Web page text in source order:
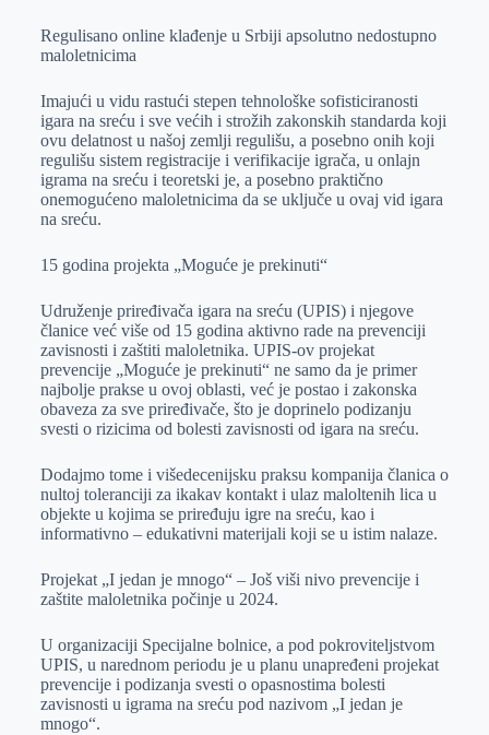
Regulisano online klađenje u Srbiji apsolutno nedostupno
maloletnicima
Imajući u vidu rastući stepen tehnološke sofisticiranosti
igara na sreću i sve većih i strožih zakonskih standarda koji
ovu delatnost u našoj zemlji regulišu, a posebno onih koji
regulišu sistem registracije i verifikacije igrača, u onlajn
igrama na sreću i teoretski je, a posebno praktično
onemogućeno maloletnicima da se uključe u ovaj vid igara
na sreću.
15 godina projekta „Moguće je prekinuti“
Udruženje priređivača igara na sreću (UPIS) i njegove
članice već više od 15 godina aktivno rade na prevenciji
zavisnosti i zaštiti maloletnika. UPIS-ov projekat
prevencije „Moguće je prekinuti“ ne samo da je primer
najbolje prakse u ovoj oblasti, već je postao i zakonska
obaveza za sve priređivače, što je doprinelo podizanju
svesti o rizicima od bolesti zavisnosti od igara na sreću.
Dodajmo tome i višedecenijsku praksu kompanija članica o
nultoj toleranciji za ikakav kontakt i ulaz maloltenih lica u
objekte u kojima se priređuju igre na sreću, kao i
informativno – edukativni materijali koji se u istim nalaze.
Projekat „I jedan je mnogo“ – Još viši nivo prevencije i
zaštite maloletnika počinje u 2024.
U organizaciji Specijalne bolnice, a pod pokroviteljstvom
UPIS, u narednom periodu je u planu unapređeni projekat
prevencije i podizanja svesti o opasnostima bolesti
zavisnosti u igrama na sreću pod nazivom „I jedan je
mnogo“.